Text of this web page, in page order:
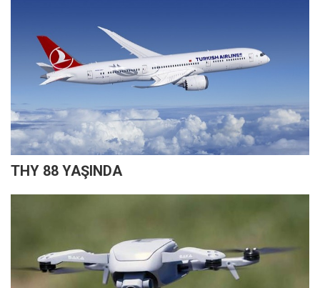
THY 88 YAŞINDA